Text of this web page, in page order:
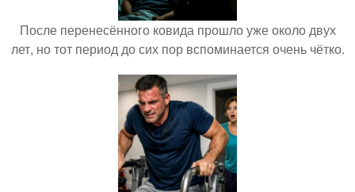
После перенесённого ковида прошло уже около двух
лет, но тот период до сих пор вспоминается очень чётко.